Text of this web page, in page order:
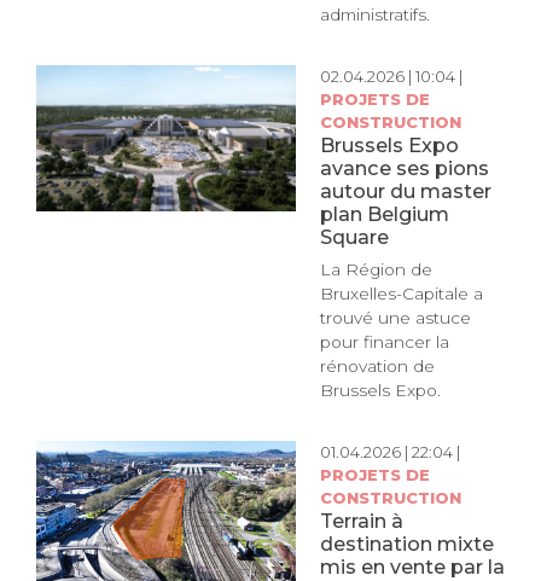
administratifs.
02.04.2026 | 10:04 |
PROJETS DE
CONSTRUCTION
Brussels Expo
avance ses pions
autour du master
plan Belgium
Square
La Région de
Bruxelles-Capitale a
trouvé une astuce
pour financer la
rénovation de
Brussels Expo.
01.04.2026 | 22:04 |
PROJETS DE
CONSTRUCTION
Terrain à
destination mixte
mis en vente par la